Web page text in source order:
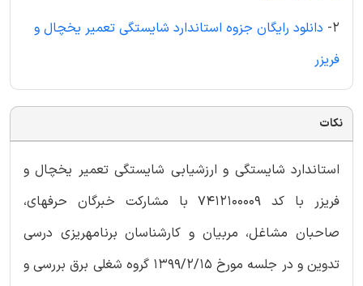
2- دانلود رایگان جزوه استاندارد شایستگی تعمیر یخچال و
فریزر
نکات
استاندارد شایستگی و ارزشیابی شایستگی تعمیر یخچال و
فریزر با کد 7412100009 با مشارکت خبرگان حرفهای،
صاحبان مشاغل، مربیان و کارشناسان برنامهریزی درسی
تدوین و در جلسه مورخ 1399/2/15 گروه شغلی برق بررسی و